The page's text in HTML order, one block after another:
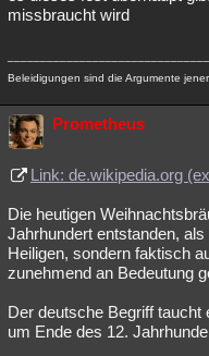
missbraucht wird
Beleidigungen sind die Argumente
Prometheus
Link: de.wikipedia.org
Die heutigen
Jahrhundert entstanden,
Heiligen, sondern faktisch
zunehmend an Bedeutung
Der deutsche Begriff
um Ende des 12.